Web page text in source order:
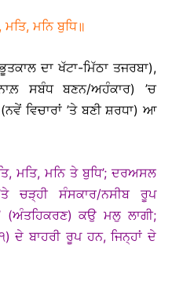
ਮਨਿ ਬੁਧਿ॥
ਦਾ ਖੱਟਾ-ਮਿੱਠਾ ਤਜਰਬਾ),
ਨਾਲ਼ ਸਬੰਧ ਬਣਨ/ਅਹੰਕਾਰ) ’ਚ
ਵਿਚਾਰਾਂ ’ਤੇ ਬਣੀ ਸ਼ਰਧਾ) ਆ
ਮਤਿ, ਮਨਿ ਤੇ ਬੁਧਿ’; ਦਰਅਸਲ
ਚੜ੍ਹੀ ਸੰਸਕਾਰ/ਨਸੀਬ ਰੂਪ
(ਅੰਤਹਿਕਰਣ) ਕਉ ਮਲੁ ਲਾਗੀ;
ਦੇ ਬਾਹਰੀ ਰੂਪ ਹਨ, ਜਿਨ੍ਹਾਂ ਦੇ